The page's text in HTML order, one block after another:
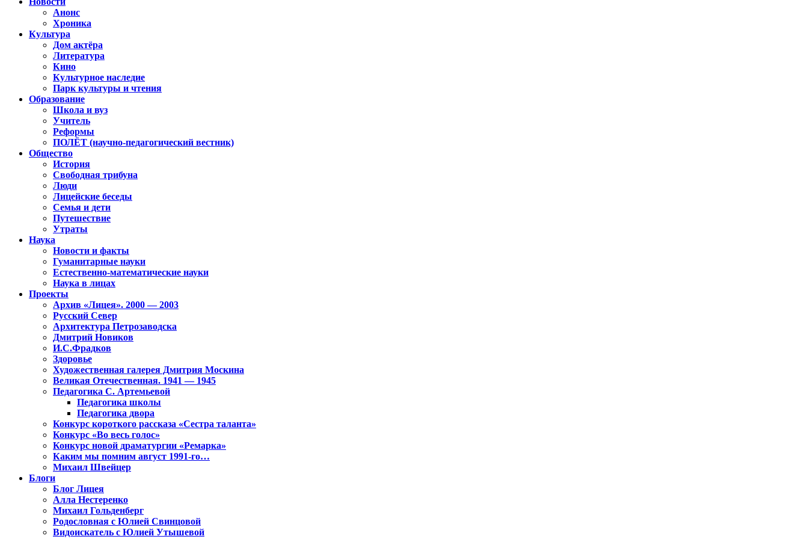
Анонс
Хроника
Культура
Дом актёра
Литература
Кино
Культурное наследие
Парк культуры и чтения
Образование
Школа и вуз
Учитель
Реформы
ПОЛЁТ (научно-педагогический вестник)
Общество
История
Свободная трибуна
Люди
Лицейские беседы
Семья и дети
Путешествие
Утраты
Наука
Новости и факты
Гуманитарные науки
Естественно-математические науки
Наука в лицах
Проекты
Архив «Лицея». 2000 — 2003
Русский Север
Архитектура Петрозаводска
Дмитрий Новиков
И.С.Фрадков
Здоровье
Художественная галерея Дмитрия Москина
Великая Отечественная. 1941 — 1945
Педагогика С. Артемьевой
Педагогика школы
Педагогика двора
Конкурс короткого рассказа «Сестра таланта»
Конкурс «Во весь голос»
Конкурс новой драматургии «Ремарка»
Каким мы помним август 1991-го…
Михаил Швейцер
Блоги
Блог Лицея
Алла Нестеренко
Михаил Гольденберг
Родословная с Юлией Свинцовой
Видоискатель с Юлией Утышевой